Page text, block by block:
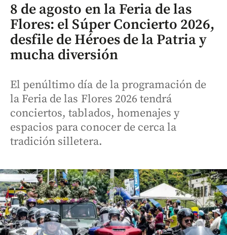
8 de agosto en la Feria de las
Flores: el Súper Concierto 2026,
desfile de Héroes de la Patria y
mucha diversión
El penúltimo día de la programación de
la Feria de las Flores 2026 tendrá
conciertos, tablados, homenajes y
espacios para conocer de cerca la
tradición silletera.